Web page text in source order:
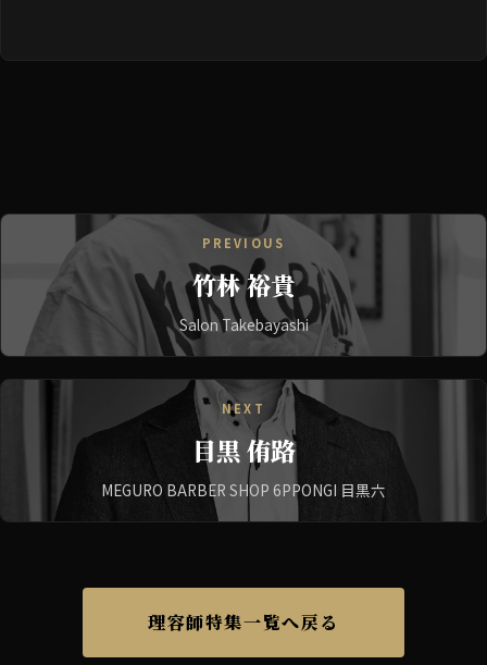
PREVIOUS
竹林 裕貴
Salon Takebayashi
NEXT
目黒 侑路
MEGURO BARBER SHOP 6PPONGI 目黒六
理容師特集一覧へ戻る